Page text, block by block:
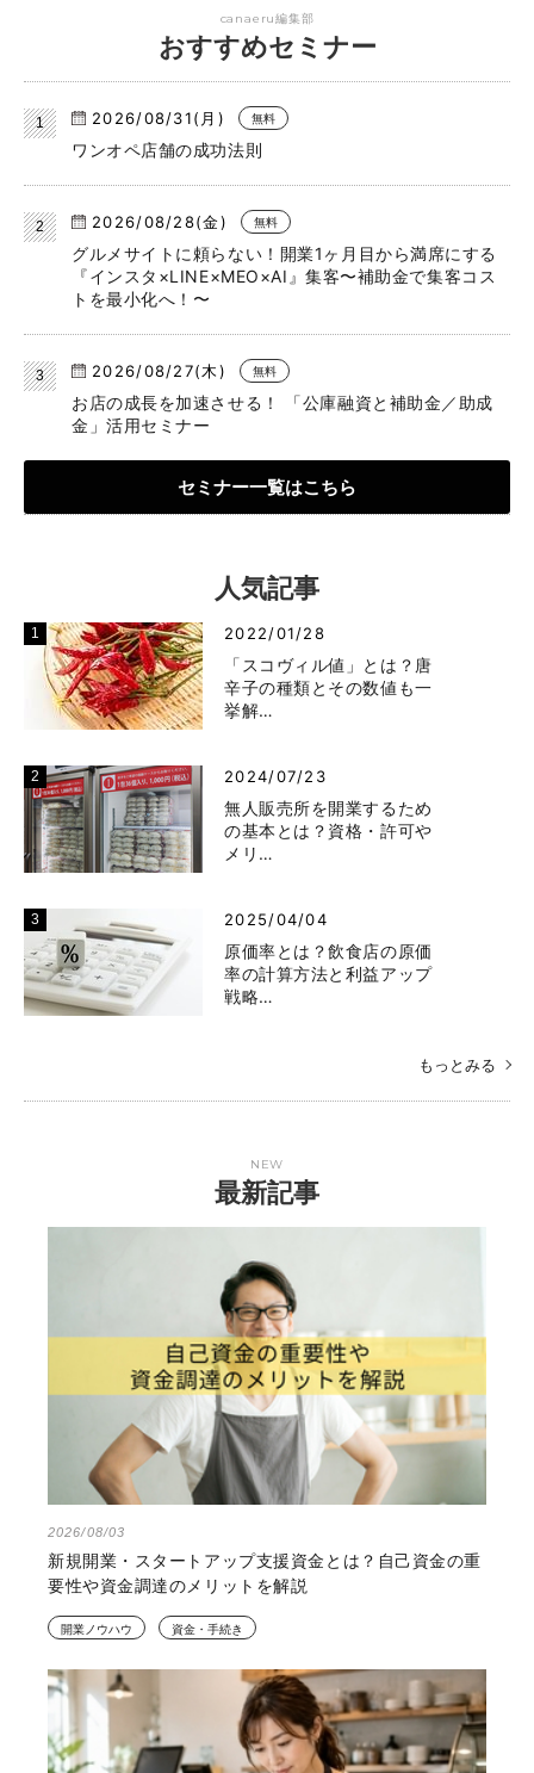
canaeru編集部
おすすめセミナー
2026/08/31(月) 無料
ワンオペ店舗の成功法則
2026/08/28(金) 無料
グルメサイトに頼らない！開業1ヶ月目から満席にする
『インスタ×LINE×MEO×AI』集客〜補助金で集客コス
トを最小化へ！〜
2026/08/27(木) 無料
お店の成長を加速させる！ 「公庫融資と補助金／助成
金」活用セミナー
セミナー一覧はこちら
人気記事
2022/01/28
「スコヴィル値」とは？唐
辛子の種類とその数値も一
挙解…
2024/07/23
無人販売所を開業するため
の基本とは？資格・許可や
メリ…
2025/04/04
原価率とは？飲食店の原価
率の計算方法と利益アップ
戦略…
もっとみる
NEW
最新記事
2026/08/03
新規開業・スタートアップ支援資金とは？自己資金の重
要性や資金調達のメリットを解説
開業ノウハウ 資金・手続き